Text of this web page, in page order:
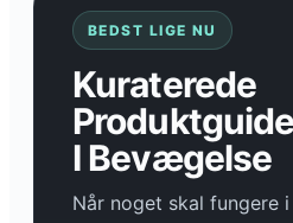
BEDST LIGE NU
Kuraterede
I Bevægelse
Når noget skal fungere